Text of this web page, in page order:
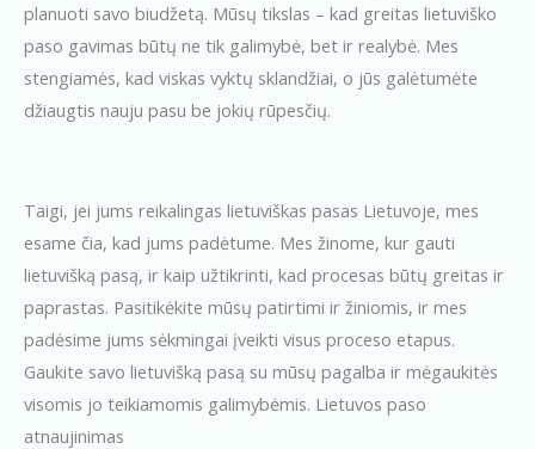
planuoti savo biudžetą. Mūsų tikslas – kad greitas lietuviško
paso gavimas būtų ne tik galimybė, bet ir realybė. Mes
stengiamės, kad viskas vyktų sklandžiai, o jūs galėtumėte
džiaugtis nauju pasu be jokių rūpesčių.
Taigi, jei jums reikalingas lietuviškas pasas Lietuvoje, mes
esame čia, kad jums padėtume. Mes žinome, kur gauti
lietuvišką pasą, ir kaip užtikrinti, kad procesas būtų greitas ir
paprastas. Pasitikėkite mūsų patirtimi ir žiniomis, ir mes
padėsime jums sėkmingai įveikti visus proceso etapus.
Gaukite savo lietuvišką pasą su mūsų pagalba ir mėgaukitės
visomis jo teikiamomis galimybėmis. Lietuvos paso
atnaujinimas